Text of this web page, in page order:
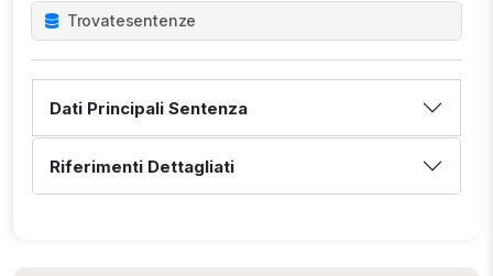
Trovatesentenze
Dati Principali Sentenza
Riferimenti Dettagliati